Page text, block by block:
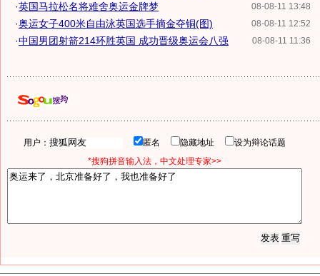
08-08-11 13:48
·英国马拉松名将难舍奥运金牌梦
08-08-11 12:52
·奥运女子400米自由泳英国选手摘金夺铜(图)
08-08-11 11:36
·中国男团射箭214环胜英国 成功晋级奥运会八强
用户： 匿名 隐藏地址
设为辩论话题
*搜狗拼音输入法，中文处理专家>>